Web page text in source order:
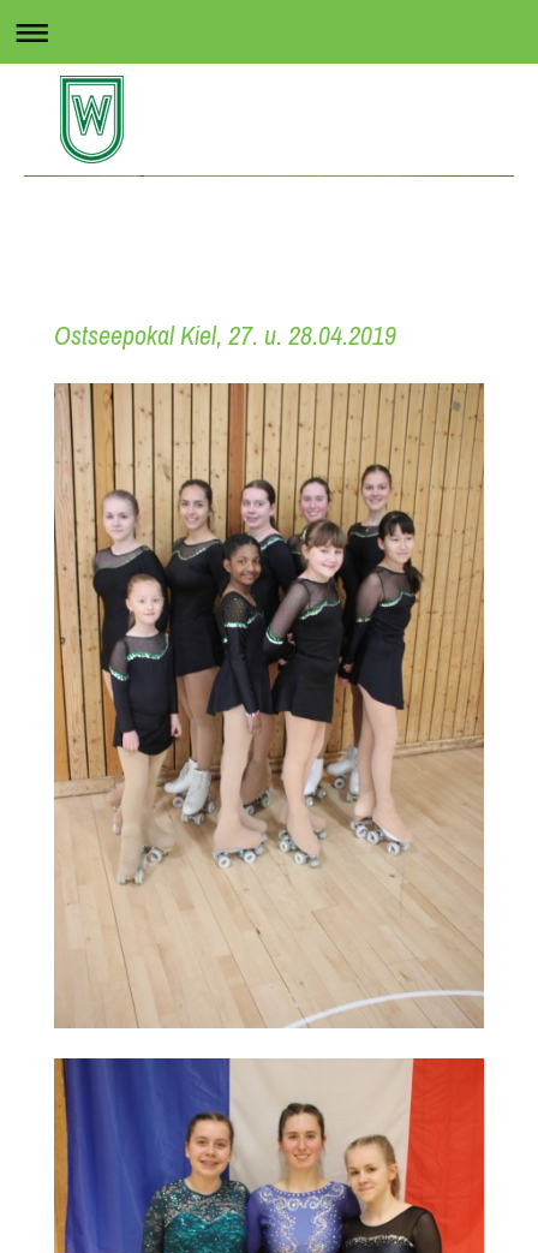
Ostseepokal Kiel, 27. u. 28.04.2019